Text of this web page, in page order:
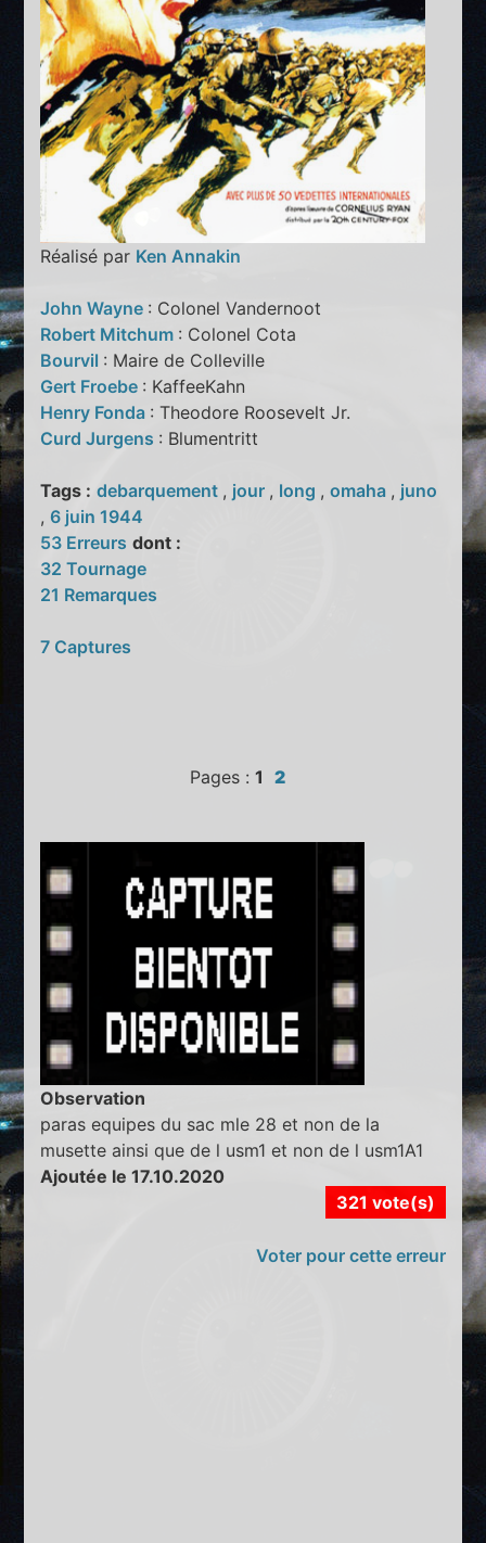
Réalisé par Ken Annakin
John Wayne : Colonel Vandernoot
Robert Mitchum : Colonel Cota
Bourvil : Maire de Colleville
Gert Froebe : KaffeeKahn
Henry Fonda : Theodore Roosevelt Jr.
Curd Jurgens : Blumentritt
Tags : debarquement , jour , long ,omaha , juno
,6 juin 1944
53 Erreurs dont :
32 Tournage
21 Remarques
7 Captures
Pages : 1 2
Observation
paras equipes du sac mle 28 et non de la
musette ainsi que de l usm1 et non de l usm1A1
Ajoutée le 17.10.2020
321 vote(s)
Voter pour cette erreur